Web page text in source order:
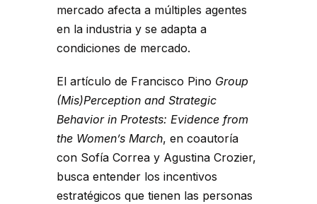
mercado afecta a múltiples agentes
en la industria y se adapta a
condiciones de mercado.
El artículo de Francisco Pino Group
(Mis)Perception and Strategic
Behavior in Protests: Evidence from
the Women’s March, en coautoría
con Sofía Correa y Agustina Crozier,
busca entender los incentivos
estratégicos que tienen las personas